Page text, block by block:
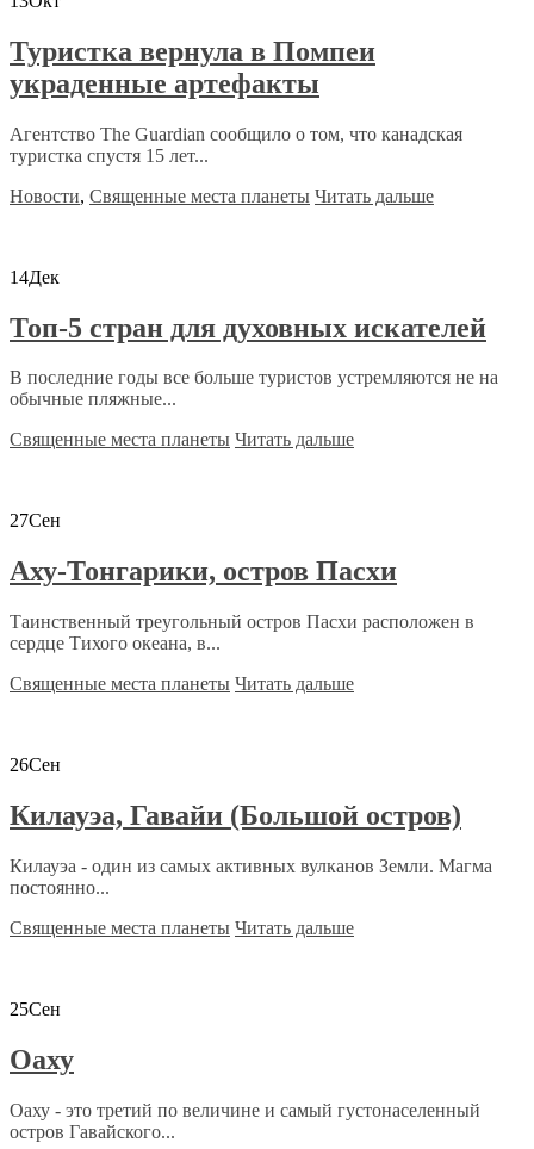
Туристка вернула в Помпеи
украденные артефакты
Агентство The Guardian сообщило о том, что канадская
туристка спустя 15 лет...
Новости, Священные места планеты Читать дальше
14Дек
Топ-5 стран для духовных искателей
В последние годы все больше туристов устремляются не на
обычные пляжные...
Священные места планеты Читать дальше
27Сен
Аху-Тонгарики, остров Пасхи
Таинственный треугольный остров Пасхи расположен в
сердце Тихого океана, в...
Священные места планеты Читать дальше
26Сен
Килауэа, Гавайи (Большой остров)
Килауэа - один из самых активных вулканов Земли. Магма
постоянно...
Священные места планеты Читать дальше
25Сен
Оаху
Оаху - это третий по величине и самый густонаселенный
остров Гавайского...